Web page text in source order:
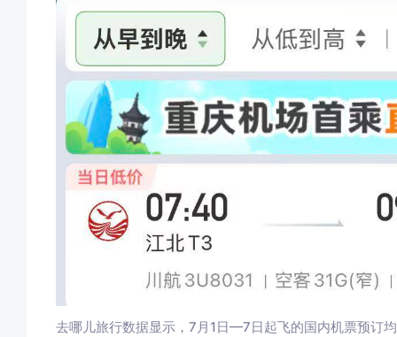
去哪儿旅行数据显示，7月1日—7日起飞的国内机票预订